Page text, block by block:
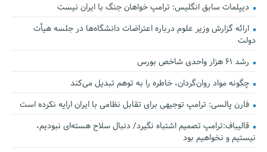
دیپلمات سابق انگلیس:‌ ترامپ خواهان جنگ با ایران نیست
ارائه گزارش وزیر علوم درباره اعتراضات دانشگاه‌ها در جلسه هیأت
دولت
رشد ۶۱ هزار واحدی شاخص بورس
چگونه مواد روان‌گردان، خاطره را به توهم تبدیل می‌کند
فارن پالسی: ترامپ توجیهی برای تقابل نظامی با ایران ارایه نکرده است
قالیباف:ترامپ تصمیم اشتباه نگیرد/ دنبال سلاح هسته‌ای نبودیم،
نیستیم و نخواهیم بود